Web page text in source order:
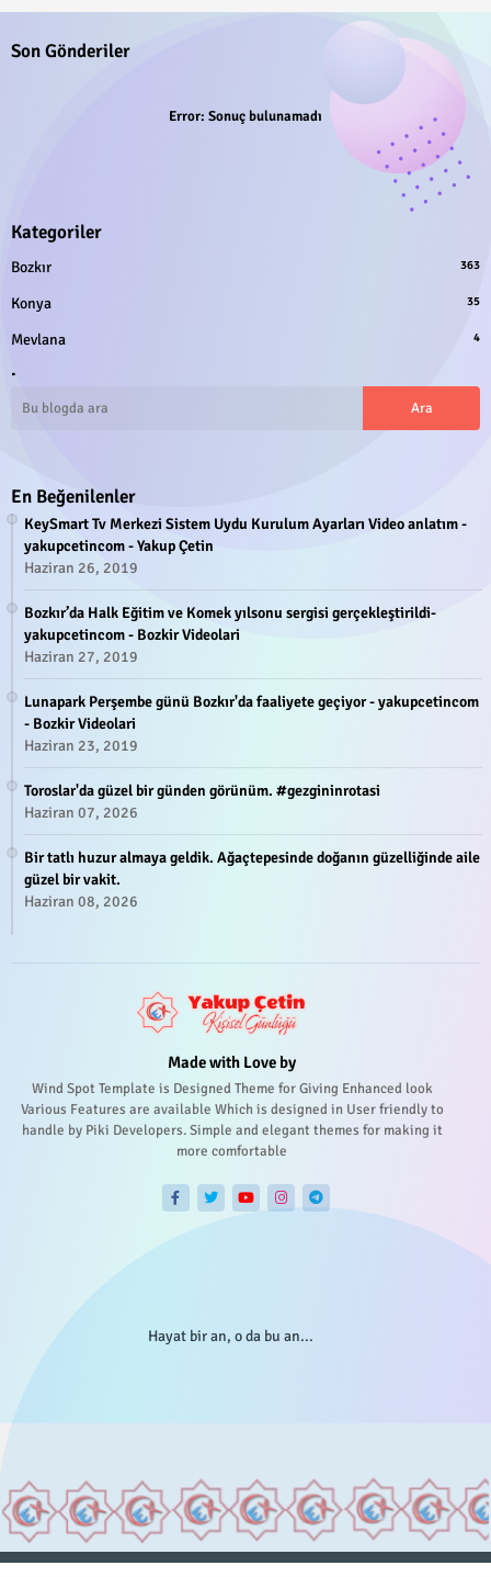
Son Gönderiler
Error: Sonuç bulunamadı
Kategoriler
Bozkır 363
Konya 35
Mevlana 4
.
En Beğenilenler
KeySmart Tv Merkezi Sistem Uydu Kurulum Ayarları Video anlatım -
yakupcetincom - Yakup Çetin
Haziran 26, 2019
Bozkır’da Halk Eğitim ve Komek yılsonu sergisi gerçekleştirildi-
yakupcetincom - Bozkir Videolari
Haziran 27, 2019
Lunapark Perşembe günü Bozkır'da faaliyete geçiyor - yakupcetincom
- Bozkir Videolari
Haziran 23, 2019
Toroslar'da güzel bir günden görünüm. #gezgininrotasi
Haziran 07, 2026
Bir tatlı huzur almaya geldik. Ağaçtepesinde doğanın güzelliğinde aile
güzel bir vakit.
Haziran 08, 2026
Made with Love by
Wind Spot Template is Designed Theme for Giving Enhanced look
Various Features are available Which is designed in User friendly to
handle by Piki Developers. Simple and elegant themes for making it
more comfortable
Hayat bir an, o da bu an...